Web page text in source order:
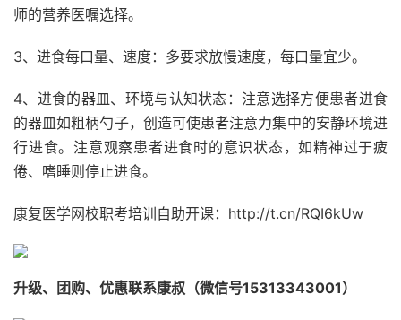
师的营养医嘱选择。
3、进食每口量、速度：多要求放慢速度，每口量宜少。
4、进食的器皿、环境与认知状态：注意选择方便患者进食
的器皿如粗柄勺子，创造可使患者注意力集中的安静环境进
行进食。注意观察患者进食时的意识状态，如精神过于疲
倦、嗜睡则停止进食。
康复医学网校职考培训自助开课：http://t.cn/RQI6kUw
升级、团购、优惠联系康叔（微信号15313343001）